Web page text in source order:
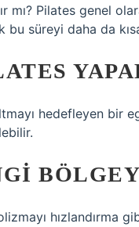
mı? Pilates genel
süreyi daha da
hedefleyen
hızlandırma